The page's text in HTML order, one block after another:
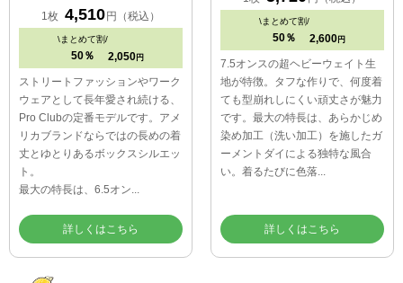
1枚 4,510 円（税込）
\まとめて割/
50％ 2,050 円
ストリートファッションやワーク
ウェアとして長年愛され続ける、
Pro Clubの定番モデルです。アメ
リカブランドならではの長めの着
丈とゆとりあるボックスシルエッ
ト。
最大の特長は、6.5オン...
詳しくはこちら
\まとめて割/
50％ 2,600 円
7.5オンスの超ヘビーウェイト生
地が特徴。タフな作りで、何度着
ても型崩れしにくい頑丈さが魅力
です。最大の特長は、あらかじめ
染め加工（洗い加工）を施したガ
ーメントダイによる独特な風合
い。着るたびに色落...
詳しくはこちら